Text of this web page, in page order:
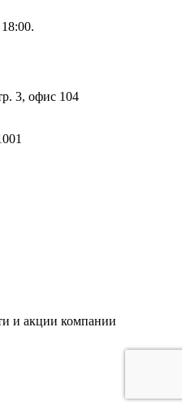
3, офис 104
и акции компании